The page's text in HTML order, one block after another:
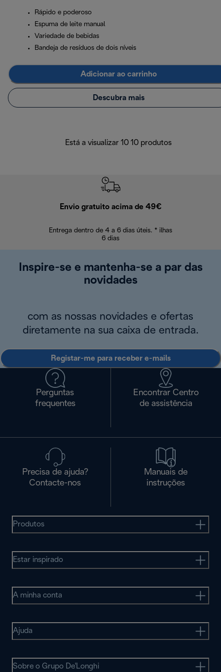
Rápido e poderoso
Espuma de leite manual
Variedade de bebidas
Bandeja de resíduos de dois níveis
Adicionar ao carrinho
Descubra mais
Está a visualizar 10 10 produtos
Envio gratuito acima de 49€
Entrega dentro de 4 a 6 dias úteis. * ilhas
6 dias
Inspire-se e mantenha-se a par das
novidades
com as nossas novidades e ofertas
diretamente na sua caixa de entrada.
Registar-me para receber e-mails
Perguntas
frequentes
Encontrar Centro
de assistência
Precisa de ajuda?
Contacte-nos
Manuais de
instruções
Produtos
Estar inspirado
A minha conta
Ajuda
Sobre o Grupo De'Longhi